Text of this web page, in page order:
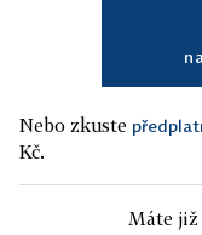
Nebo zkuste
Kč.
Máte již